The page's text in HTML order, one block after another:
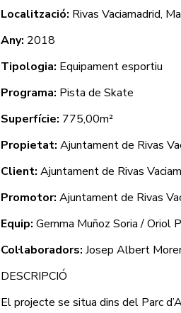
Localització: Rivas Vaciamadrid,
Any: 2018
Tipologia: Equipament esportiu
Programa: Pista de Skate
Superfície: 775,00m²
Propietat: Ajuntament de Rivas
Client: Ajuntament de Rivas
Promotor: Ajuntament de Rivas
Equip: Gemma Muñoz Soria / Oriol
Col·laboradors:Josep Albert
DESCRIPCIÓ
El projecte se situa dins del Parc